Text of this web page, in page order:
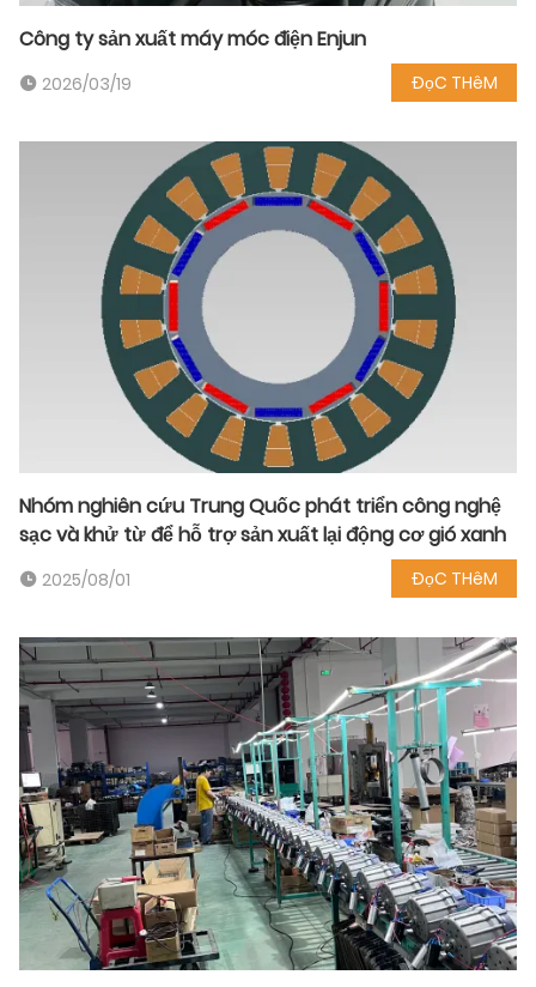
Công ty sản xuất máy móc điện Enjun
2026/03/19 ĐọC THêM
Nhóm nghiên cứu Trung Quốc phát triển công nghệ
sạc và khử từ để hỗ trợ sản xuất lại động cơ gió xanh
2025/08/01 ĐọC THêM